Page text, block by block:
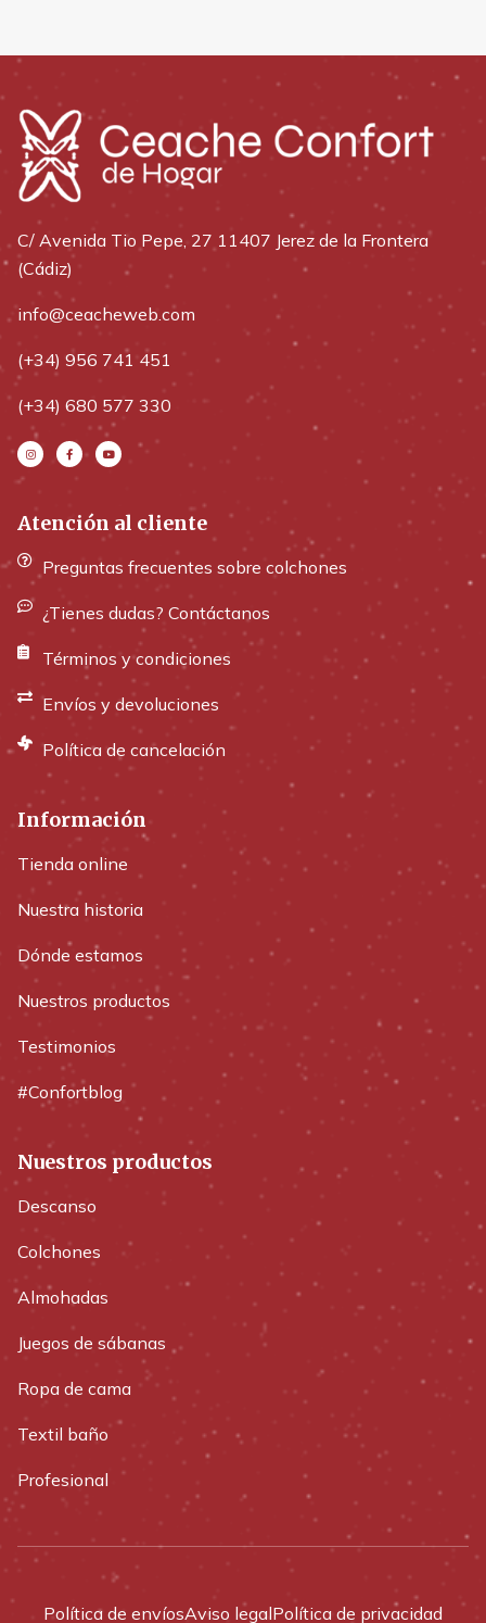
C/ Avenida Tio Pepe, 27 11407 Jerez de la Frontera
(Cádiz)
info@ceacheweb.com
(+34) 956 741 451
(+34) 680 577 330
Atención al cliente
Preguntas frecuentes sobre colchones
¿Tienes dudas? Contáctanos
Términos y condiciones
Envíos y devoluciones
Política de cancelación
Información
Tienda online
Nuestra historia
Dónde estamos
Nuestros productos
Testimonios
#Confortblog
Nuestros productos
Descanso
Colchones
Almohadas
Juegos de sábanas
Ropa de cama
Textil baño
Profesional
Política de envíosAviso legalPolítica de privacidad